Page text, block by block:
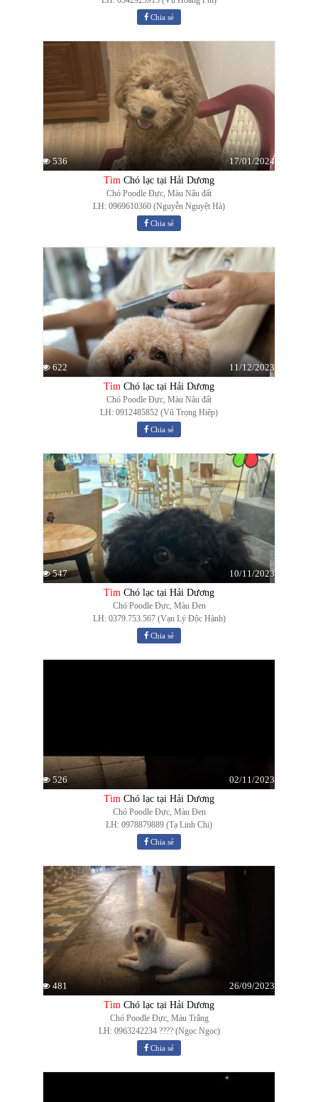
Chia sẻ
536
17/01/2024
Tìm Chó lạc tại Hải Dương
Chó Poodle Đực, Màu Nâu đất
LH: 0969610360 (Nguyễn Nguyệt Hà)
Chia sẻ
622
11/12/2023
Tìm Chó lạc tại Hải Dương
Chó Poodle Đực, Màu Nâu đất
LH: 0912485852 (Vũ Trọng Hiệp)
Chia sẻ
547
10/11/2023
Tìm Chó lạc tại Hải Dương
Chó Poodle Đực, Màu Đen
LH: 0379.753.567 (Vạn Lý Độc Hành)
Chia sẻ
526
02/11/2023
Tìm Chó lạc tại Hải Dương
Chó Poodle Đực, Màu Đen
LH: 0978879889 (Tạ Linh Chi)
Chia sẻ
481
26/09/2023
Tìm Chó lạc tại Hải Dương
Chó Poodle Đực, Màu Trắng
LH: 0963242234 ???? (Ngọc Ngọc)
Chia sẻ